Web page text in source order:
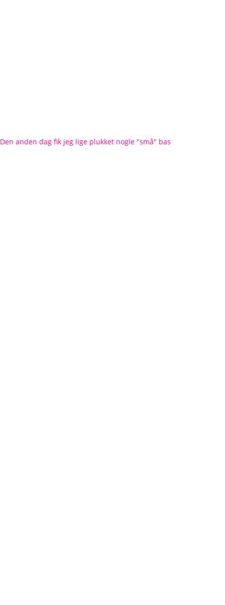
Den anden dag fik jeg lige plukket nogle "små" bas